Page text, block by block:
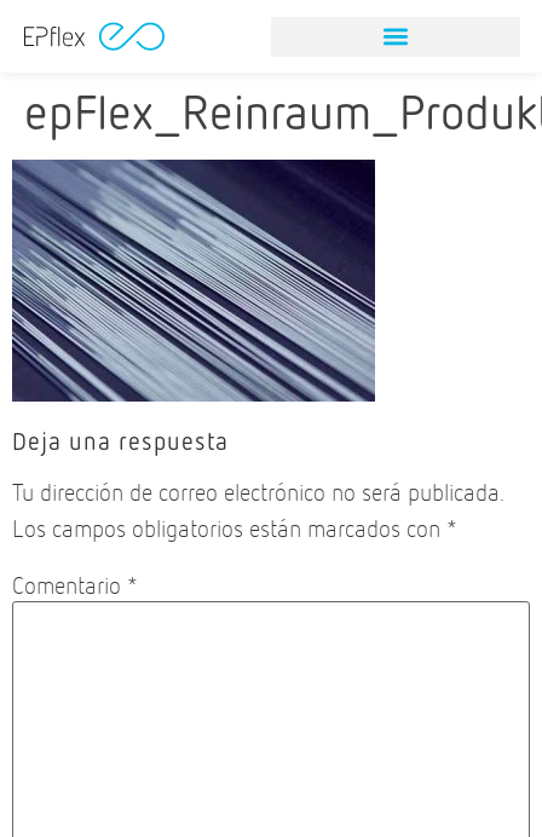
Deja una respuesta
Tu dirección de correo electrónico no será publicada.
Los campos obligatorios están marcados con *
Comentario *